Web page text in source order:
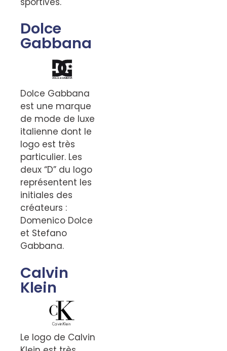
Dolce
Gabbana
Dolce Gabbana
est une marque
de mode de luxe
italienne dont le
logo est très
particulier. Les
deux “D” du logo
représentent les
initiales des
créateurs :
Domenico Dolce
et Stefano
Gabbana.
Calvin
Klein
Le logo de Calvin